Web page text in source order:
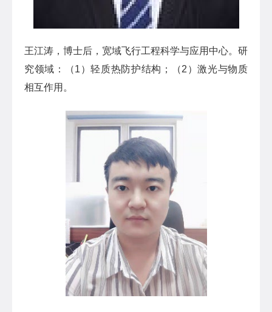
王江涛，博士后，宽域飞行工程科学与应用中心。研
究领域：（1）轻质热防护结构；（2）激光与物质
相互作用。